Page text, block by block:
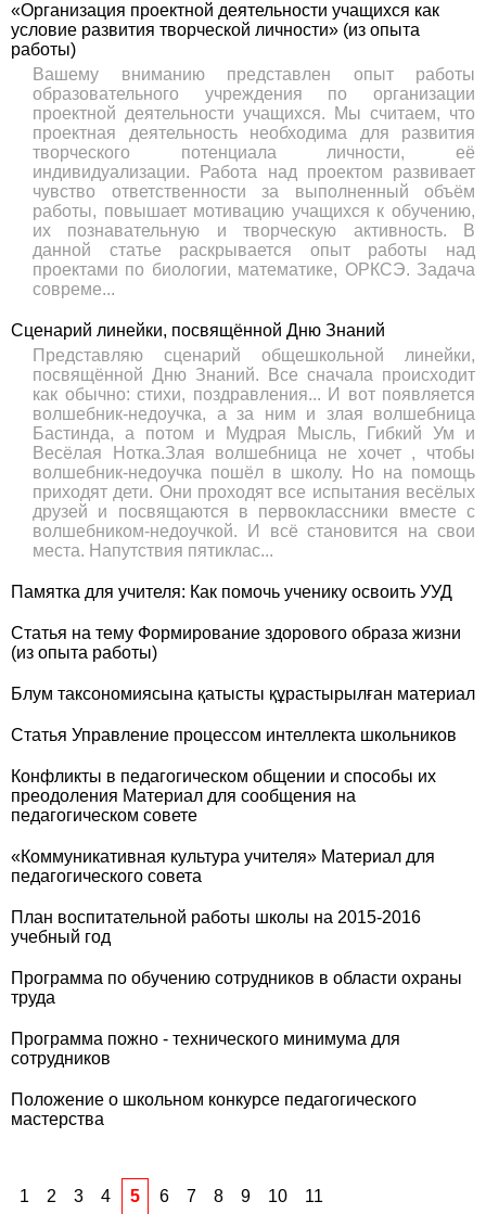
«Организация проектной деятельности учащихся как
условие развития творческой личности» (из опыта
работы)
Вашему вниманию представлен опыт работы
образовательного учреждения по организации
проектной деятельности учащихся. Мы считаем, что
проектная деятельность необходима для развития
творческого потенциала личности, её
индивидуализации. Работа над проектом развивает
чувство ответственности за выполненный объём
работы, повышает мотивацию учащихся к обучению,
их познавательную и творческую активность. В
данной статье раскрывается опыт работы над
проектами по биологии, математике, ОРКСЭ. Задача
совреме...
Сценарий линейки, посвящённой Дню Знаний
Представляю сценарий общешкольной линейки,
посвящённой Дню Знаний. Все сначала происходит
как обычно: стихи, поздравления... И вот появляется
волшебник-недоучка, а за ним и злая волшебница
Бастинда, а потом и Мудрая Мысль, Гибкий Ум и
Весёлая Нотка.Злая волшебница не хочет , чтобы
волшебник-недоучка пошёл в школу. Но на помощь
приходят дети. Они проходят все испытания весёлых
друзей и посвящаются в первоклассники вместе с
волшебником-недоучкой. И всё становится на свои
места. Напутствия пятиклас...
Памятка для учителя: Как помочь ученику освоить УУД
Статья на тему Формирование здорового образа жизни
(из опыта работы)
Блум таксономиясына қатысты құрастырылған материал
Статья Управление процессом интеллекта школьников
Конфликты в педагогическом общении и способы их
преодоления Материал для сообщения на
педагогическом совете
«Коммуникативная культура учителя» Материал для
педагогического совета
План воспитательной работы школы на 2015-2016
учебный год
Программа по обучению сотрудников в области охраны
труда
Программа пожно - технического минимума для
сотрудников
Положение о школьном конкурсе педагогического
мастерства
1 2 3 4 5 6 7 8 9 10 11